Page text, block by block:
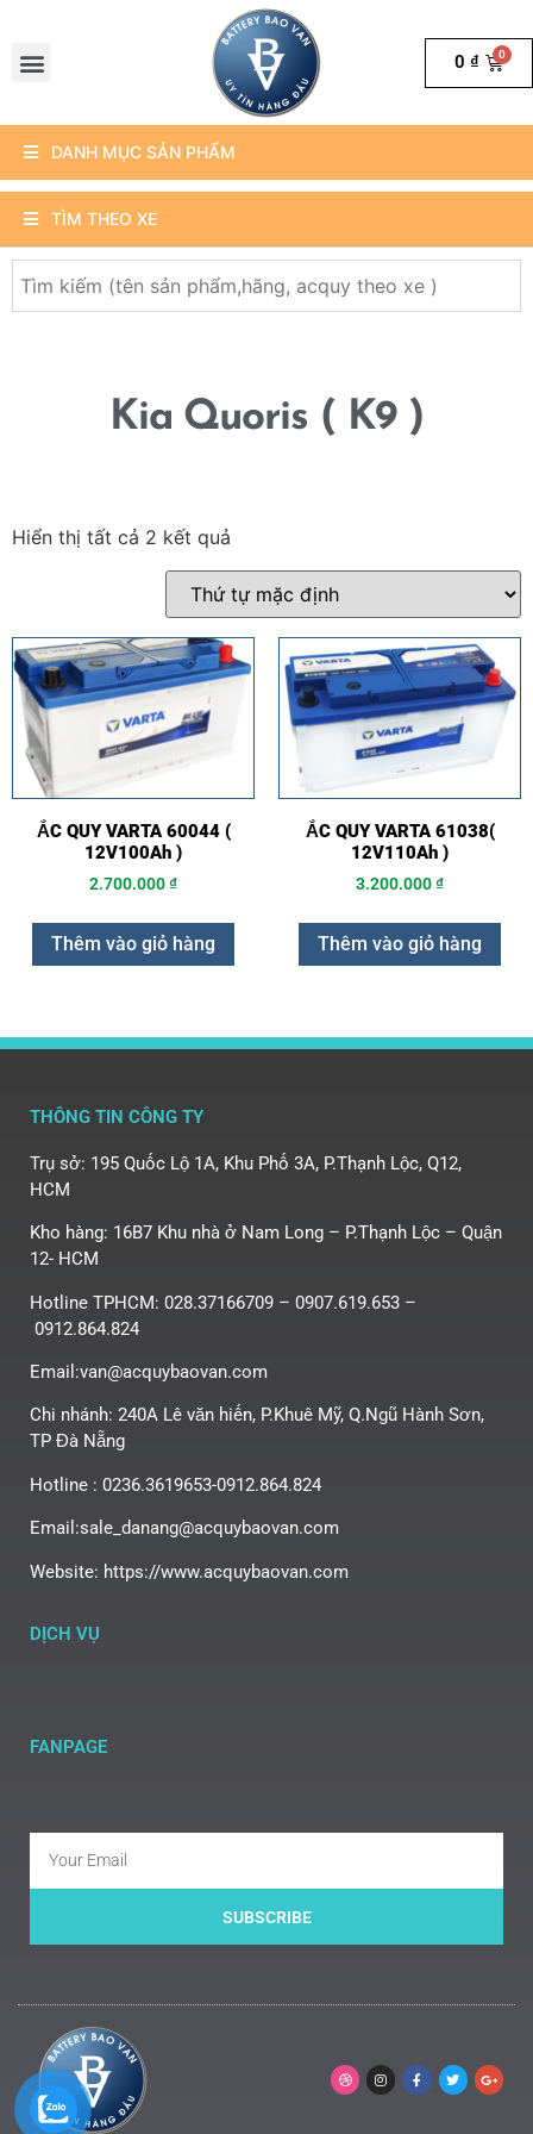
0 ₫
DANH MỤC SẢN PHẨM
TÌM THEO XE
Kia Quoris ( K9 )
Hiển thị tất cả 2 kết quả
ẮC QUY VARTA 60044 (
12V100Ah )
2.700.000₫
Thêm vào giỏ hàng
ẮC QUY VARTA 61038(
12V110Ah )
3.200.000₫
Thêm vào giỏ hàng
THÔNG TIN CÔNG TY
Trụ sở: 195 Quốc Lộ 1A, Khu Phố 3A, P.Thạnh Lộc, Q12,
HCM
Kho hàng: 16B7 Khu nhà ở Nam Long – P.Thạnh Lộc – Quận
12- HCM
Hotline TPHCM: 028.37166709 – 0907.619.653 –
0912.864.824
Email:van@acquybaovan.com
Chi nhánh: 240A Lê văn hiến, P.Khuê Mỹ, Q.Ngũ Hành Sơn,
TP Đà Nẵng
Hotline : 0236.3619653-0912.864.824
Email:sale_danang@acquybaovan.com
Website: https://www.acquybaovan.com
DỊCH VỤ
FANPAGE
SUBSCRIBE